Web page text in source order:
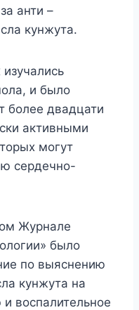
анти –
кунжута.
и было
более двадцати
активными
могут
сердечно-
Журнале
было
по выяснению
кунжута на
воспалительное